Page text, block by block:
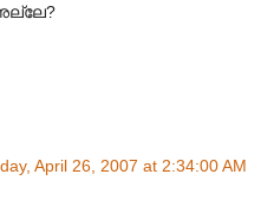
April 26, 2007 at 2:34:00 AM